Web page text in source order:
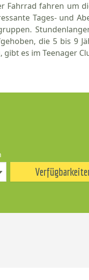
Fahrrad fahren um
Tages- und
die 5 bis 9
es im Teenager